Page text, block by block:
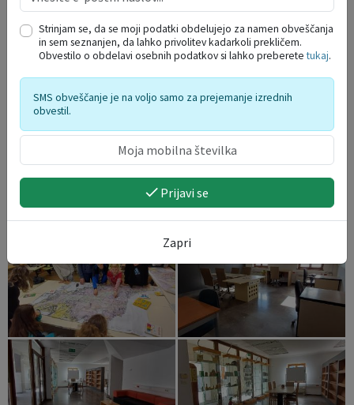
Strinjam se, da se moji podatki obdelujejo za namen obveščanja
in sem seznanjen, da lahko privolitev kadarkoli prekličem.
Obvestilo o obdelavi osebnih podatkov si lahko preberetetukaj.
SMS obveščanje je na voljo samo za prejemanje izrednih
obvestil.
Prijavi se
Zapri